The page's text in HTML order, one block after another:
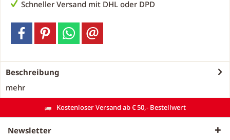
Schneller Versand mit DHL oder DPD
Beschreibung
mehr
Kostenloser Versand ab € 50,- Bestellwert
Newsletter